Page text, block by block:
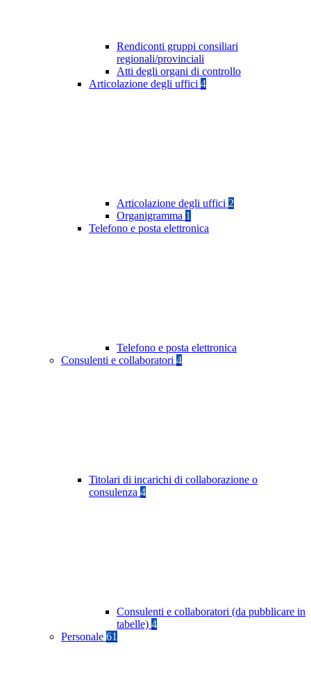
Rendiconti gruppi consiliari
regionali/provinciali
Atti degli organi di controllo
Articolazione degli uffici 4
Articolazione degli uffici 2
Organigramma 1
Telefono e posta elettronica
Telefono e posta elettronica
Consulenti e collaboratori 4
Titolari di incarichi di collaborazione o
consulenza 4
Consulenti e collaboratori (da pubblicare in
tabelle) 4
Personale 61